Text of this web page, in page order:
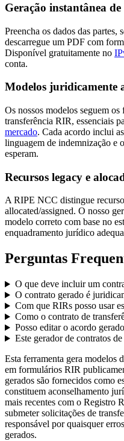
Geração instantânea
Preencha os dados das partes,
descarregue um PDF com
Disponível gratuitamente no
conta.
Modelos juridicamente
Os nossos modelos seguem
transferência RIR, essenciais
mercado. Cada acordo inclui
linguagem de indemnização e
esperam.
Recursos legacy e
A RIPE NCC distingue
allocated/assigned. O nosso
modelo correto com base no
enquadramento jurídico
Perguntas
O que deve incluir um
O contrato gerado é
Com que RIRs posso usar
Como o contrato de
Posso editar o acordo
Este gerador de contratos
Esta ferramenta gera modelos
em formulários RIR
gerados são fornecidos como
constituem aconselhamento
mais recentes com o Registro
submeter solicitações de
responsável por quaisquer
gerados.